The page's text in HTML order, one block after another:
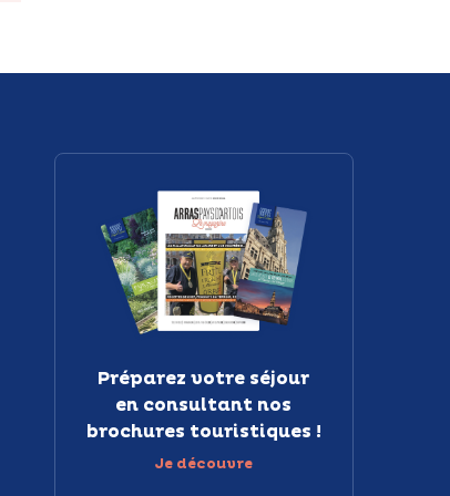
Préparez votre séjour
en consultant nos
brochures touristiques !
Je découvre